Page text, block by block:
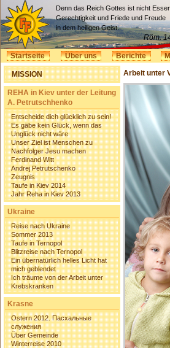
Denn das Reich Gottes ist nicht
Gerechtigkeit und Friede und Freude
in dem heiligen Geist.
Röm.
Startseite Über uns Berichte
MISSION
REHA in Kiev unter der Leitung
A. Petrutschhenko
Entscheide dich glücklich zu sein!
Es gäbe kein Glück, wenn das
Unglück nicht wäre
Unser Ziel ist Menschen zu
Nachfolger Jesu machen
Ferdinand Witt
Andrej Petrutschenko
Zeugnis
Taufe in Kiev 2014
Jahr Reha in Kiev 2013
Ukraine
Reise nach Ukraine
Sommer 2013
Taufe in Ternopol
Blitzreise nach Ternopol
Ein übernatürlich helles Licht hat
mich geblendet
Ich träume von der Arbeit unter
Krebskranken
Krasne
Ostern 2012. Пасхальные
служения
Über Gemeinde
Winterreise 2010
Arbeit unter